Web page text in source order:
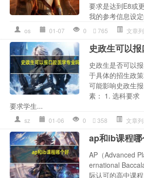
要求是达到E8或
我的参考信息设
os 01-07 0 765 文章
史政生可以
史政生是否可以
于具体的招生政
可能影响史政生
素： 1. 选科要求
要求学生...
sz 01-06 0 358 文章
ap和ib课程
AP（Advanced
ernational
际认可的高中课